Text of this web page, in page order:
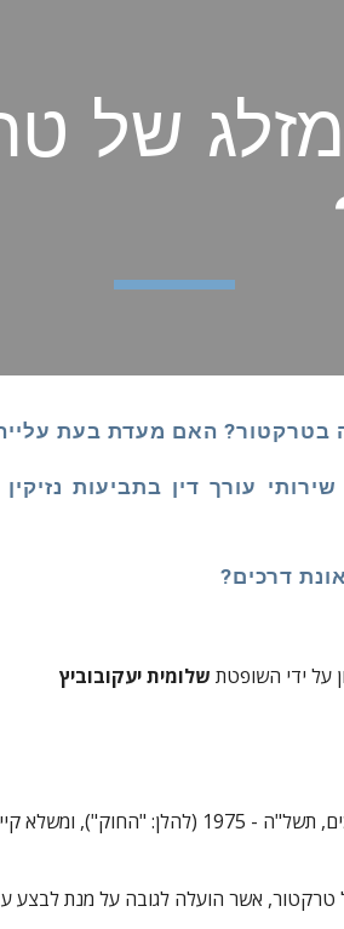
של
בטרקטור? האם מעדת בעת
עורך דין בתביעות
דרכים?
על ידי השופטת שלומית יעקובוביץ